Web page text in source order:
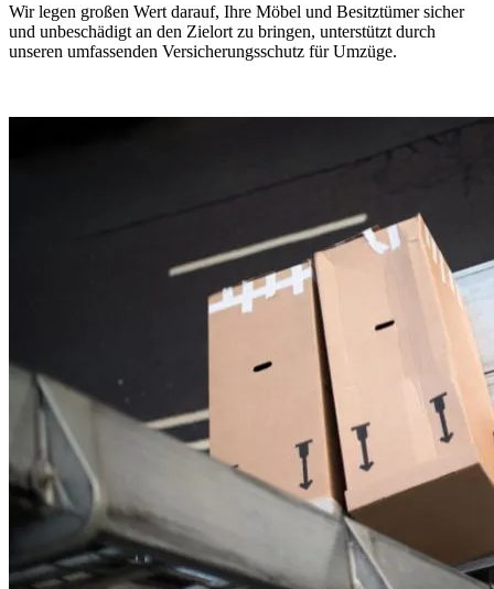
Wir legen großen Wert darauf, Ihre Möbel und Besitztümer sicher
und unbeschädigt an den Zielort zu bringen, unterstützt durch
unseren umfassenden Versicherungsschutz für Umzüge.